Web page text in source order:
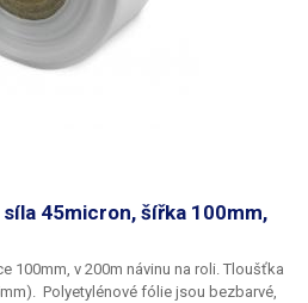
45micron, šířka 100mm,
100mm, v 200m návinu na roli. Tloušťka
fólie jsou bezbarvé,